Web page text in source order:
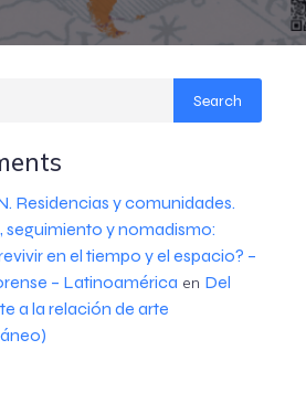
Search
Residencias y comunidades.
seguimiento y nomadismo:
en el tiempo y el espacio? –
– Latinoamérica en Del
a la relación de arte